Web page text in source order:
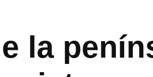
la